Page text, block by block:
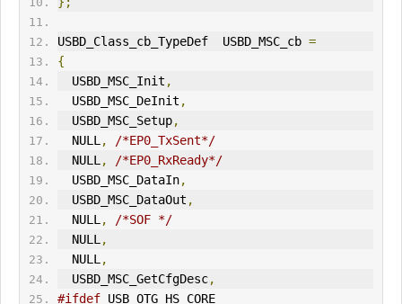
USBD_Class_cb_TypeDef  USBD_MSC_cb =
{
  USBD_MSC_Init
,
  USBD_MSC_DeInit
,
  USBD_MSC_Setup
,
  NULL
,
/*EP0_TxSent*/
  NULL
,
/*EP0_RxReady*/
  USBD_MSC_DataIn
,
  USBD_MSC_DataOut
,
  NULL
, /*SOF */
  NULL
,
  NULL
,
  USBD_MSC_GetCfgDesc
,
#ifdef USB_OTG_HS_CORE